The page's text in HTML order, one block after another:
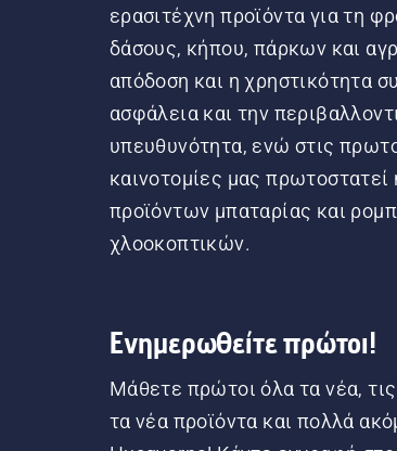
ερασιτέχνη προϊόντα για τη
δάσους, κήπου, πάρκων και
απόδοση και η χρηστικότητα
ασφάλεια και την
υπευθυνότητα, ενώ στις
καινοτομίες μας πρωτοστατεί
προϊόντων μπαταρίας και
χλοοκοπτικών.
Ενημερωθείτε πρώτοι!
Μάθετε πρώτοι όλα τα νέα,
τα νέα προϊόντα και πολλά